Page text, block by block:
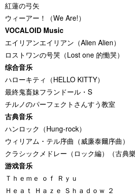
紅蓮の弓矢
ウィーアー！（We Are!）
VOCALOID Music
エイリアンエイリアン（Alien Alien）
ロストワンの号哭（Lost one 的慟哭）
综合音乐
ハローキティ（HELLO KITTY）
最終鬼畜妹フランドール・S
チルノのパーフェクトさんすう教室
古典音乐
ハンロック（Hung-rock）
ウィリアム・テル序曲（威廉泰爾序曲）
クラシックメドレー（ロック編）（古典
游戏音乐
Ｔｈｅｍｅ ｏｆ Ｒｙｕ
Ｈｅａｔ Ｈａｚｅ Ｓｈａｄｏｗ ２